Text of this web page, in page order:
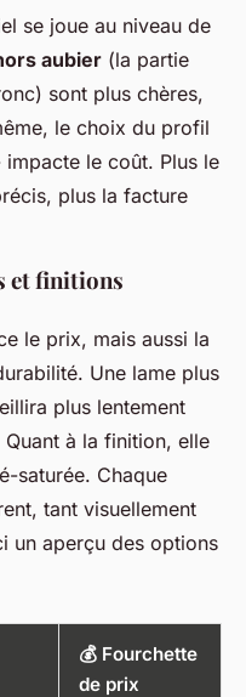
se joue au niveau de
aubier (la partie
sont plus chères,
le choix du profil
le coût. Plus le
plus la facture
et finitions
le prix, mais aussi la
Une lame plus
plus lentement
à la finition, elle
saturée. Chaque
tant visuellement
un aperçu des options
💰 Fourchette
de prix